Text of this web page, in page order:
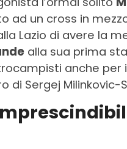
ad un cross in
Lazio di avere la
alla sua prima
anche per
di Sergej Milinkovic-